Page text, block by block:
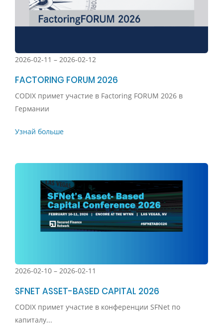
2026-02-11 – 2026-02-12
FACTORING FORUM 2026
CODIX примет участие в Factoring FORUM 2026 в
Германии
Узнай больше
2026-02-10 – 2026-02-11
SFNET ASSET-BASED CAPITAL 2026
CODIX примет участие в конференции SFNet по
капиталу...